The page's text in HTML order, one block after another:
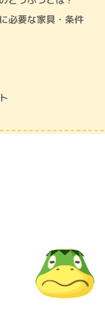
必要な家具・条件